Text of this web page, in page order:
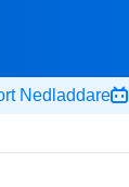
Nedladdare